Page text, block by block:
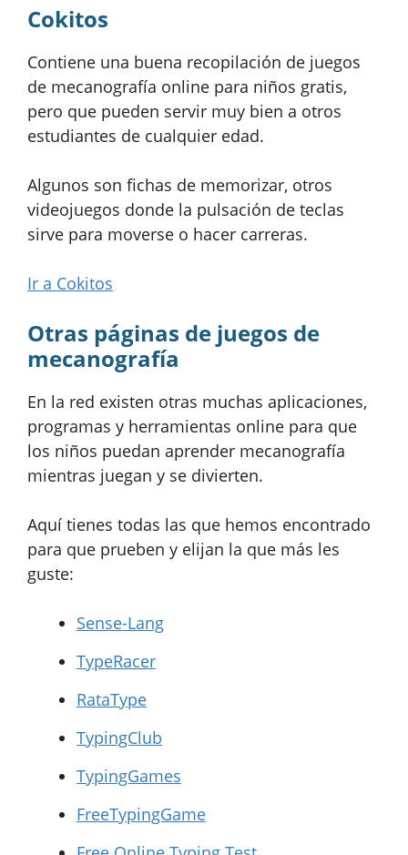
Cokitos
Contiene una buena recopilación de juegos
de mecanografía online para niños gratis,
pero que pueden servir muy bien a otros
estudiantes de cualquier edad.
Algunos son fichas de memorizar, otros
videojuegos donde la pulsación de teclas
sirve para moverse o hacer carreras.
Ir a Cokitos
Otras páginas de juegos de
mecanografía
En la red existen otras muchas aplicaciones,
programas y herramientas online para que
los niños puedan aprender mecanografía
mientras juegan y se divierten.
Aquí tienes todas las que hemos encontrado
para que prueben y elijan la que más les
guste:
Sense-Lang
TypeRacer
RataType
TypingClub
TypingGames
FreeTypingGame